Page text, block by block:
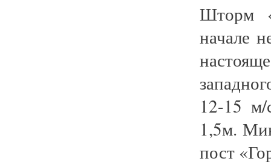
Шторм
начале
12-15
1,5м.
пост